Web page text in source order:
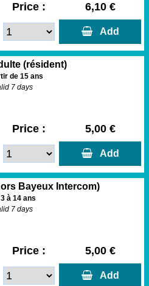
Price : 6,10 €
Add
(résident)
de 15 ans
7 days
Price : 5,00 €
Add
Bayeux Intercom)
3 à 14 ans
7 days
Price : 5,00 €
Add